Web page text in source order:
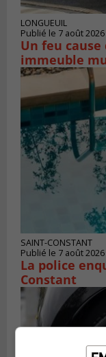
LONGUEUIL
Publié le 7 août 2026
Un feu
immeuble
SAINT-CONSTANT
Publié le 7 août 2026
La police
Constant